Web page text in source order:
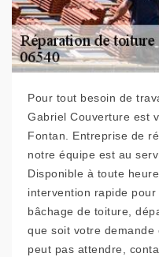
Pour tout besoin de
Gabriel Couverture est
Fontan. Entreprise de
notre équipe est au
Disponible à toute
intervention rapide
bâchage de toiture,
que soit votre
peut pas attendre,